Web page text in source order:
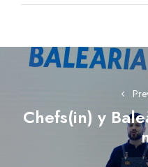
Navegación
entradas
Chefs(in) y